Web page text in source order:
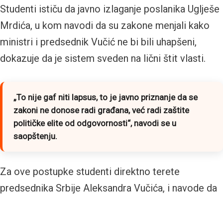
Studenti ističu da javno izlaganje poslanika Uglješe
Mrdića, u kom navodi da su zakone menjali kako
ministri i predsednik Vučić ne bi bili uhapšeni,
dokazuje da je sistem sveden na lični štit vlasti.
„To nije gaf niti lapsus, to je javno priznanje da se
zakoni ne donose radi građana, već radi zaštite
političke elite od odgovornosti“, navodi se u
saopštenju.
Za ove postupke studenti direktno terete
predsednika Srbije Aleksandra Vučića, i navode da